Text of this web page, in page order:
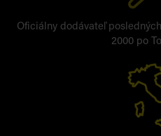
Oficiálny dodávateľ
2000 po